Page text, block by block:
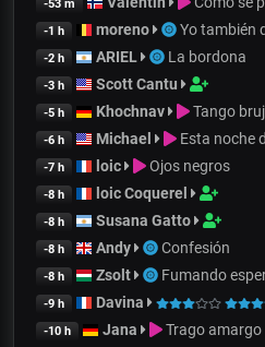
-53 m
-1 h moreno Yo también
-2 h ARIEL La bordona
-3 h Scott Cantu
-5 h Khochnav Tango
-6 h Michael Esta noche
-7 h loic Ojos negros
-8 h loic Coquerel
-8 h Susana Gatto
-8 h Andy Confesión
-8 h Zsolt Fumando
-9 h Davina
-10 h Jana Trago amargo